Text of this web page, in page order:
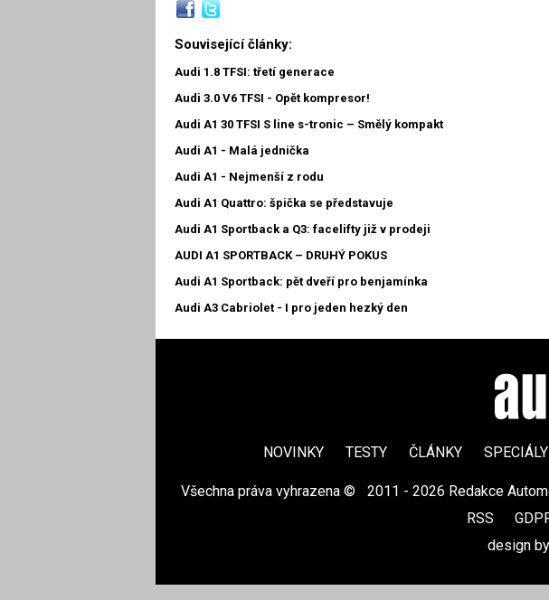
Související články:
Audi 1.8 TFSI: třetí generace
Audi 3.0 V6 TFSI - Opět kompresor!
Audi A1 30 TFSI S line s-tronic – Smělý kompakt
Audi A1 - Malá jednička
Audi A1 - Nejmenší z rodu
Audi A1 Quattro: špička se představuje
Audi A1 Sportback a Q3: facelifty již v prodeji
AUDI A1 SPORTBACK – DRUHÝ POKUS
Audi A1 Sportback: pět dveří pro benjamínka
Audi A3 Cabriolet - I pro jeden hezký den
NOVINKY TESTY ČLÁNKY SPECIÁLY
Všechna práva vyhrazena © 2011 - 2026 Redakce
RSS
design